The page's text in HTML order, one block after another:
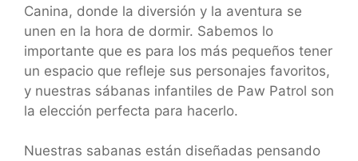
Canina, donde la diversión y la aventura se
unen en la hora de dormir. Sabemos lo
importante que es para los más pequeños tener
un espacio que refleje sus personajes favoritos,
y nuestras sábanas infantiles de Paw Patrol son
la elección perfecta para hacerlo.
Nuestras sabanas están diseñadas pensando